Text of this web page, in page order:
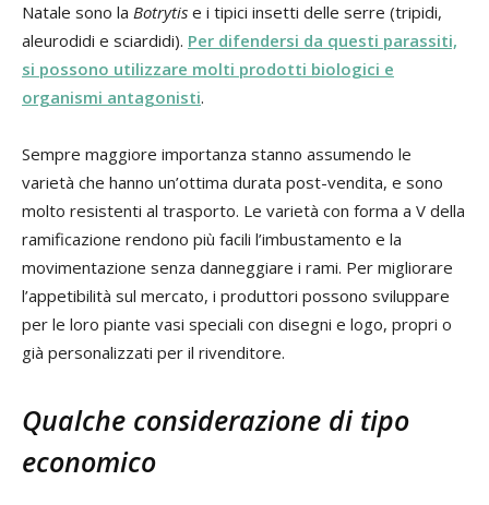
Natale sono la Botrytis e i tipici insetti delle serre (tripidi,
aleurodidi e sciardidi). Per difendersi da questi parassiti,
si possono utilizzare molti prodotti biologici e
organismi antagonisti.
Sempre maggiore importanza stanno assumendo le
varietà che hanno un’ottima durata post-vendita, e sono
molto resistenti al trasporto. Le varietà con forma a V della
ramificazione rendono più facili l’imbustamento e la
movimentazione senza danneggiare i rami. Per migliorare
l’appetibilità sul mercato, i produttori possono sviluppare
per le loro piante vasi speciali con disegni e logo, propri o
già personalizzati per il rivenditore.
Qualche considerazione di tipo
economico